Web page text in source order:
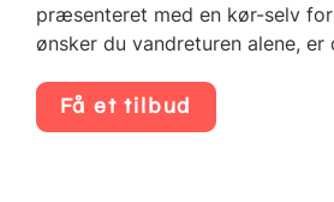
præsenteret med en kør-selv
ønsker du vandreturen alene, er
Få et tilbud